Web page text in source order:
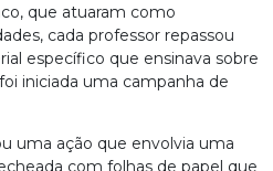
que atuaram como
cada professor repassou
específico que ensinava sobre
iniciada uma campanha de
uma ação que envolvia uma
com folhas de papel que